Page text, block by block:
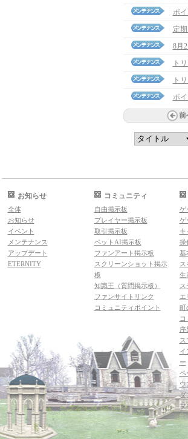
ポ
定
8月
ト
ト
ポ
前
お知らせ
全体
お知らせ
イベント
メンテナンス
アップデート
ETERNITY
コミュニティ
自由掲示板
プレイヤー掲示板
取引掲示板
ペットAI掲示板
ファンアート掲示板
スクリーンショット掲示
板
知識王（質問掲示板）
ファンサイトリンク
コミュニティポイント
ゲ
ゲ
キ
操
基
生
ス
町
序
イ
ー
ペ
ウ
ダ
マ